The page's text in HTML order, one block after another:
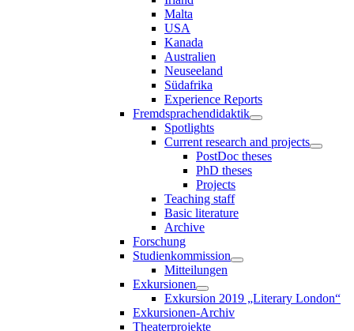
Malta
USA
Kanada
Australien
Neuseeland
Südafrika
Experience Reports
Fremdsprachendidaktik
Spotlights
Current research and projects
PostDoc theses
PhD theses
Projects
Teaching staff
Basic literature
Archive
Forschung
Studienkommission
Mitteilungen
Exkursionen
Exkursion 2019 „Literary London“
Exkursionen-Archiv
Theaterprojekte